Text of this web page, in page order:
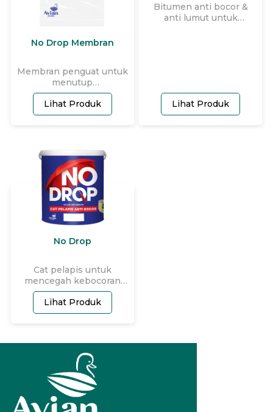
No Drop Membran
Membran penguat untuk
menutup
retakan/sudutan
sehingga anti bocor dan
tahan terhadap retak.
Lihat Produk
Bitumen anti bocor &
anti lumut untuk
Lihat Produk
No Drop
Cat pelapis untuk
mencegah kebocoran
(no.1 di Indonesia).
Lihat Produk